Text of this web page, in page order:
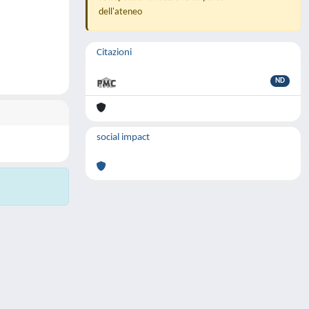
dell'ateneo
Citazioni
ND
social impact